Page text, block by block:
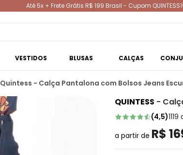
Até 5x + Frete Grátis R$ 199 Brasil - Cupom
VESTIDOS BLUSAS CALÇAS
Quintess - Calça Pantalona com Bolsos Jeans
QUINTESS -
(4,5)1119
a partir de R$